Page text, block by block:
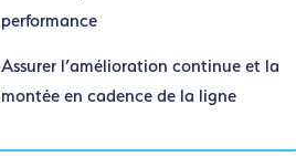
performance
Assurer l’amélioration continue et la
montée en cadence de la ligne